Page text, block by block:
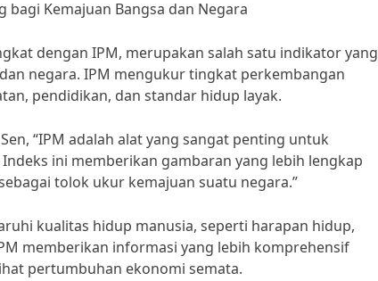
Kemajuan Bangsa dan Negara
dengan IPM, merupakan salah satu indikator yang
negara. IPM mengukur tingkat perkembangan
pendidikan, dan standar hidup layak.
“IPM adalah alat yang sangat penting untuk
ini memberikan gambaran yang lebih lengkap
tolok ukur kemajuan suatu negara.”
kualitas hidup manusia, seperti harapan hidup,
memberikan informasi yang lebih komprehensif
pertumbuhan ekonomi semata.